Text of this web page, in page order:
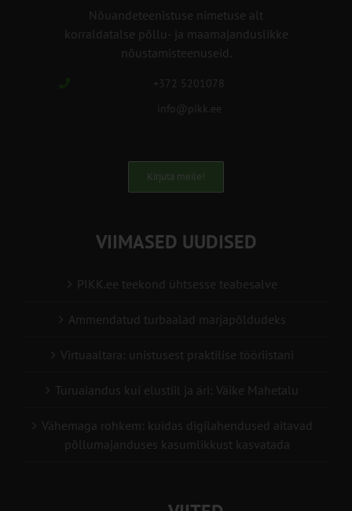
Nõuandeteenistuse nimetuse alt
korraldatalse põllu- ja maamajanduslikke
nõustamisteenuseid.
+372 5201078
info@pikk.ee
Kirjuta meile!
VIIMASED UUDISED
PIKK.ee teekond ühtsesse teabesalve
Ammendatud turbaalad marjapõldudeks
Virtuaaltara: unistusest praktilise tööriistani
Turuaiandus kui elustiil ja äri: Väike Mahetalu
Vähemaga rohkem: kuidas digilahendused aitavad
põllumajanduses kasumlikkust kasvatada